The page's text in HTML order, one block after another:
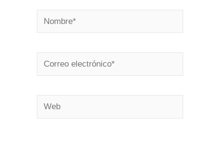
Nombre*
Correo
electrónico*
Web